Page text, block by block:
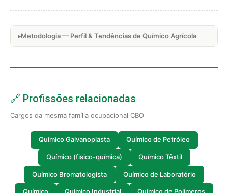
Metodologia — Perfil & Tendências de Químico Agrícola
🔗 Profissões relacionadas
Cargos da mesma família ocupacional CBO
Químico Galvanoplasta Químico de Petróleo
Químico (fisico-química) Químico Têxtil
Químico Bromatologista Químico de Laboratório